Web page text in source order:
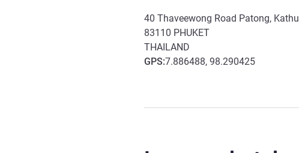
40 Thaveewong Road Patong, Kathu
83110 PHUKET
THAILAND
GPS:7.886488, 98.290425